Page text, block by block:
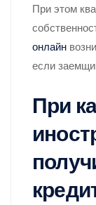
При этом
онлайн
если
При